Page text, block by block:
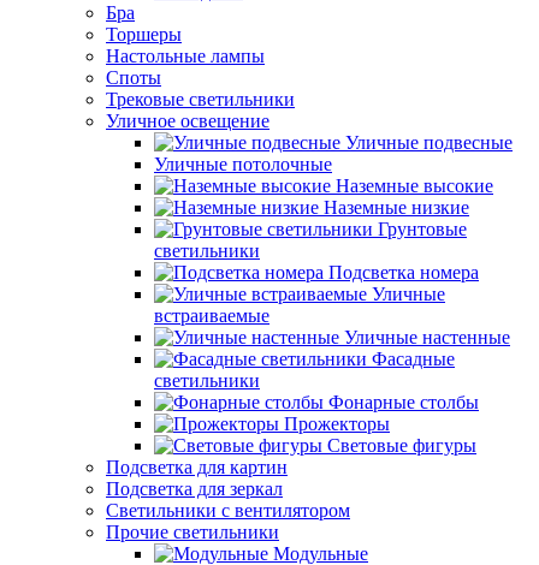
Бра
Торшеры
Настольные лампы
Споты
Трековые светильники
Уличное освещение
Уличные подвесные
Уличные потолочные
Наземные высокие
Наземные низкие
Грунтовые
светильники
Подсветка номера
Уличные
встраиваемые
Уличные настенные
Фасадные
светильники
Фонарные столбы
Прожекторы
Световые фигуры
Подсветка для картин
Подсветка для зеркал
Светильники с вентилятором
Прочие светильники
Модульные